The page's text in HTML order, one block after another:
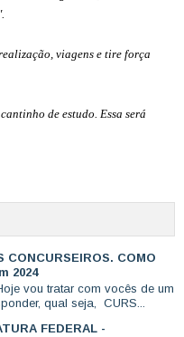
viagens e tire força
de estudo. Essa será
CONCURSEIROS. COMO
2024
vou tratar com vocês de um
qual seja, CURS...
FEDERAL -